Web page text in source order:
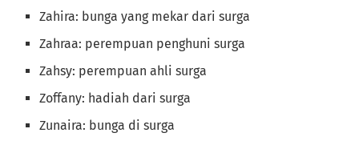
Zahira: bunga yang mekar dari surga
Zahraa: perempuan penghuni surga
Zahsy: perempuan ahli surga
Zoffany: hadiah dari surga
Zunaira: bunga di surga